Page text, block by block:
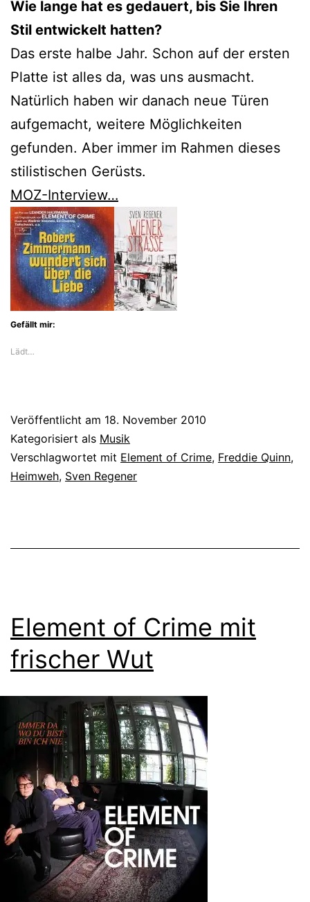
Wie lange hat es gedauert, bis Sie Ihren
Stil entwickelt hatten?
Das erste halbe Jahr. Schon auf der ersten
Platte ist alles da, was uns ausmacht.
Natürlich haben wir danach neue Türen
aufgemacht, weitere Möglichkeiten
gefunden. Aber immer im Rahmen dieses
stilistischen Gerüsts.
MOZ-Interview…
Gefällt mir:
Lädt…
Veröffentlicht am 18. November 2010
Kategorisiert als Musik
Verschlagwortet mit Element of Crime, Freddie Quinn,
Heimweh, Sven Regener
Element of Crime mit
frischer Wut